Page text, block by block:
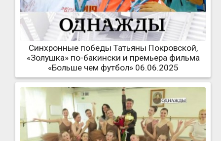
Синхронные победы Татьяны Покровской,
«Золушка» по-бакински и премьера фильма
«Больше чем футбол» 06.06.2025